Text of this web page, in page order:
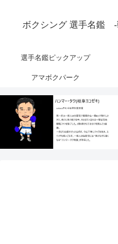
ボクシング 選手名鑑 -
選手名鑑ピックアップ
アマボクパーク